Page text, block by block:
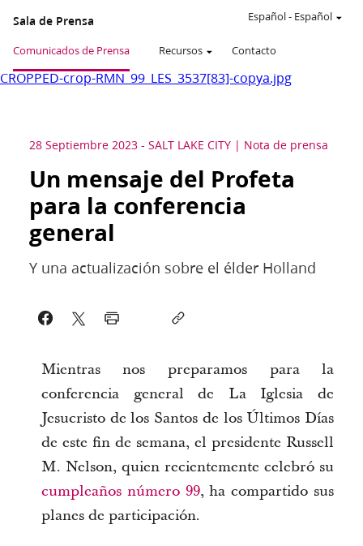
Sala de Prensa
Comunicados de Prensa Recursos Contacto
Español- Español
CROPPED-crop-RMN_99_LES_3537[83]-copya.jpg
28 Septiembre 2023 - SALT LAKE CITY Nota de prensa
Un mensaje del Profeta
para la conferencia
general
Y una actualización sobre el élder Holland
Mientras nos preparamos para la
conferencia general de La Iglesia de
Jesucristo de los Santos de los Últimos Días
de este fin de semana, el presidente Russell
M. Nelson, quien recientemente celebró su
cumpleaños número 99, ha compartido sus
planes de participación.